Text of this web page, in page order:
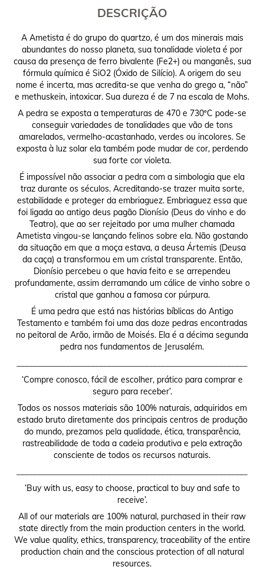
DESCRIÇÃO
A Ametista é do grupo do quartzo, é um dos minerais mais
abundantes do nosso planeta, sua tonalidade violeta é por
causa da presença de ferro bivalente (Fe2+) ou manganês, sua
fórmula química é SiO2 (Óxido de Silício). A origem do seu
nome é incerta, mas acredita-se que venha do grego a, “não”
e methuskein, intoxicar. Sua dureza é de 7 na escala de Mohs.
A pedra se exposta a temperaturas de 470 e 730ºC pode-se
conseguir variedades de tonalidades que vão de tons
amarelados, vermelho-acastanhado, verdes ou incolores. Se
exposta à luz solar ela também pode mudar de cor, perdendo
sua forte cor violeta.
É impossível não associar a pedra com a simbologia que ela
traz durante os séculos. Acreditando-se trazer muita sorte,
estabilidade e proteger da embriaguez. Embriaguez essa que
foi ligada ao antigo deus pagão Dionísio (Deus do vinho e do
Teatro), que ao ser rejeitado por uma mulher chamada
Ametista vingou-se lançando felinos sobre ela. Não gostando
da situação em que a moça estava, a deusa Ártemis (Deusa
da caça) a transformou em um cristal transparente. Então,
Dionísio percebeu o que havia feito e se arrependeu
profundamente, assim derramando um cálice de vinho sobre o
cristal que ganhou a famosa cor púrpura.
É uma pedra que está nas histórias bíblicas do Antigo
Testamento e também foi uma das doze pedras encontradas
no peitoral de Arão, irmão de Moisés. Ela é a décima segunda
pedra nos fundamentos de Jerusalém.
‘Compre conosco, fácil de escolher, prático para comprar e
seguro para receber’.
Todos os nossos materiais são 100% naturais, adquiridos em
estado bruto diretamente dos principais centros de produção
do mundo, prezamos pela qualidade, ética, transparência,
rastreabilidade de toda a cadeia produtiva e pela extração
consciente de todos os recursos naturais.
‘Buy with us, easy to choose, practical to buy and safe to
receive’.
All of our materials are 100% natural, purchased in their raw
state directly from the main production centers in the world.
We value quality, ethics, transparency, traceability of the entire
production chain and the conscious protection of all natural
resources.